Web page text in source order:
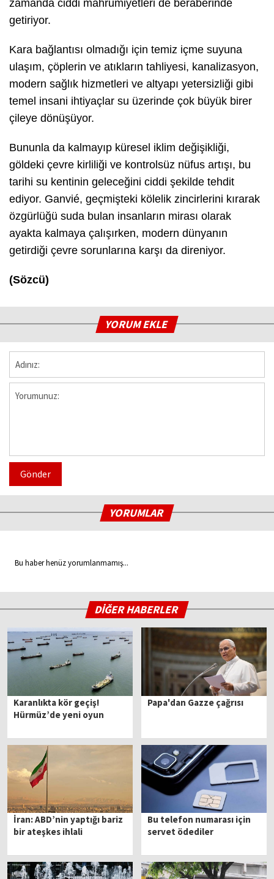
zamanda ciddi mahrumiyetleri de beraberinde
getiriyor.
Kara bağlantısı olmadığı için temiz içme suyuna
ulaşım, çöplerin ve atıkların tahliyesi, kanalizasyon,
modern sağlık hizmetleri ve altyapı yetersizliği gibi
temel insani ihtiyaçlar su üzerinde çok büyük birer
çileye dönüşüyor.
Bununla da kalmayıp küresel iklim değişikliği,
göldeki çevre kirliliği ve kontrolsüz nüfus artışı, bu
tarihi su kentinin geleceğini ciddi şekilde tehdit
ediyor. Ganvié, geçmişteki kölelik zincirlerini kırarak
özgürlüğü suda bulan insanların mirası olarak
ayakta kalmaya çalışırken, modern dünyanın
getirdiği çevre sorunlarına karşı da direniyor.
(Sözcü)
YORUM EKLE
Gönder
YORUMLAR
Bu haber henüz yorumlanmamış...
DİĞER HABERLER
Karanlıkta kör geçiş!
Hürmüz’de yeni oyun
Papa'dan Gazze çağrısı
İran: ABD’nin yaptığı bariz
bir ateşkes ihlali
Bu telefon numarası için
servet ödediler